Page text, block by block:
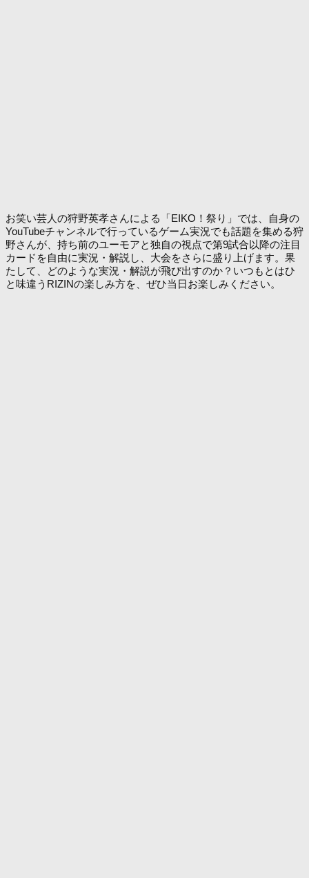
お笑い芸人の狩野英孝さんによる「EIKO！祭り」では、自身の
YouTubeチャンネルで行っているゲーム実況でも話題を集める狩
野さんが、持ち前のユーモアと独自の視点で第9試合以降の注目
カードを自由に実況・解説し、大会をさらに盛り上げます。果
たして、どのような実況・解説が飛び出すのか？いつもとはひ
と味違うRIZINの楽しみ方を、ぜひ当日お楽しみください。